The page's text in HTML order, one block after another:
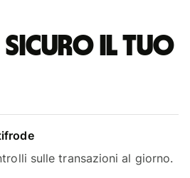
sicuro il tuo
sulle transazioni al giorno.